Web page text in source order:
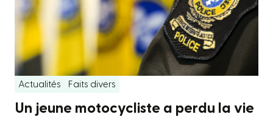
Actualités Faits divers
Un jeune motocycliste a perdu la vie